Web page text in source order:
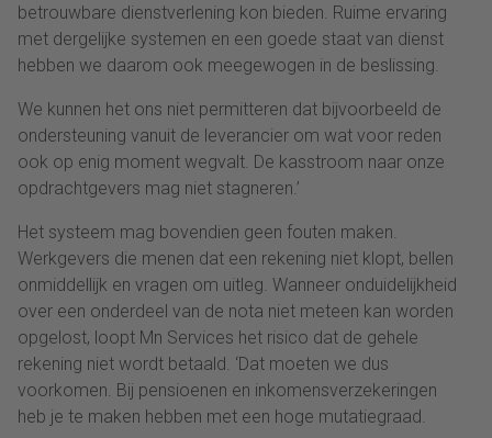
betrouwbare dienstverlening kon bieden. Ruime ervaring
met dergelijke systemen en een goede staat van dienst
hebben we daarom ook meegewogen in de beslissing.
We kunnen het ons niet permitteren dat bijvoorbeeld de
ondersteuning vanuit de leverancier om wat voor reden
ook op enig moment wegvalt. De kasstroom naar onze
opdrachtgevers mag niet stagneren.’
Het systeem mag bovendien geen fouten maken.
Werkgevers die menen dat een rekening niet klopt, bellen
onmiddellijk en vragen om uitleg. Wanneer onduidelijkheid
over een onderdeel van de nota niet meteen kan worden
opgelost, loopt Mn Services het risico dat de gehele
rekening niet wordt betaald. ‘Dat moeten we dus
voorkomen. Bij pensioenen en inkomensverzekeringen
heb je te maken hebben met een hoge mutatiegraad.